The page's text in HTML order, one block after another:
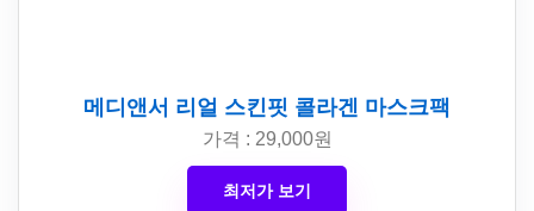
메디앤서 리얼 스킨핏 콜라겐 마스크팩
가격 : 29,000원
최저가 보기